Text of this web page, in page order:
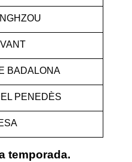
BADALONA
PENEDÈS
temporada.